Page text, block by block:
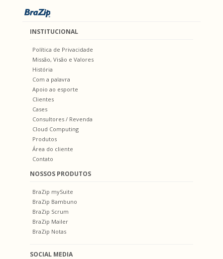
INSTITUCIONAL
Política de Privacidade
Missão, Visão e Valores
História
Com a palavra
Apoio ao esporte
Clientes
Cases
Consultores / Revenda
Cloud Computing
Produtos
Área do cliente
Contato
NOSSOS PRODUTOS
BraZip mySuite
BraZip Bambuno
BraZip Scrum
BraZip Mailer
BraZip Notas
SOCIAL MEDIA